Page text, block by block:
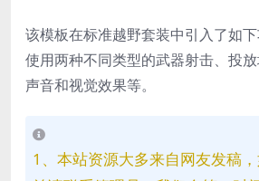
该模板在标准越野套装中引入了如下
使用两种不同类型的武器射击、投放
声音和视觉效果等。
1、本站资源大多来自网友发稿